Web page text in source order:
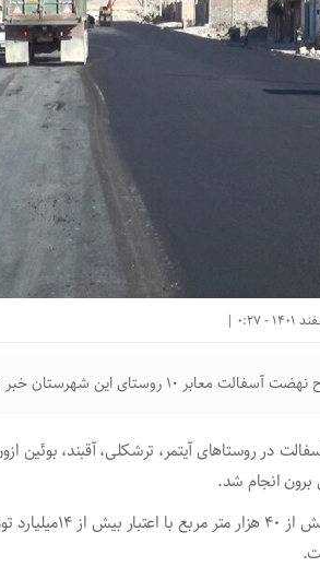
۱۰ روستای این شهرستان خبر داد.
روستا‌های آیتمر، ترشکلی، آقبند، بوئین
برون انجام شد.
او افزود: این طرح‌ها